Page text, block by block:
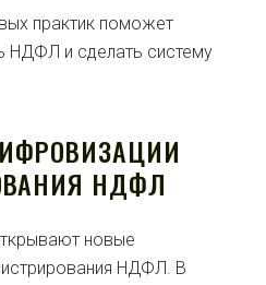
практик поможет
НДФЛ и сделать систему
НДФЛ
новые
НДФЛ. В